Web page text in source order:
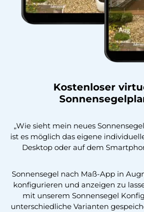
Kostenloser
„Wie sieht mein neues
ist es möglich das eigene
Desktop oder auf dem
Sonnensegel nach Maß-App in
konfigurieren und anzeigen zu
mit unserem Sonnensegel
unterschiedliche Varianten